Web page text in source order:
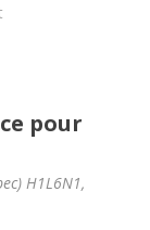
pour
) H1L6N1,